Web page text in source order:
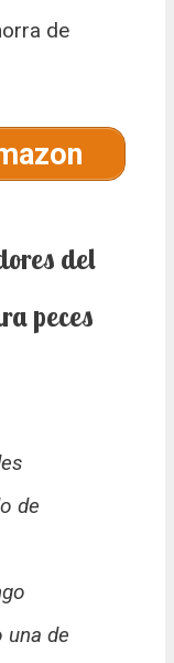
de
del
peces
de
una de